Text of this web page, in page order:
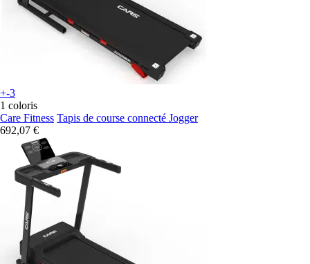
+-3
1 coloris
Care Fitness Tapis de course connecté Jogger
692,07 €